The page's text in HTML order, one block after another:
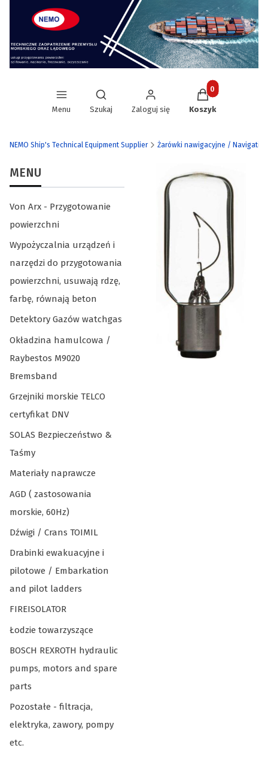
Menu
Otwórz wyszukiwarkę
Szukaj Zaloguj się
Produkty w
Koszyk
NEMO Ship's Technical Equipment Supplier Żarówki nawigacyjne /
MENU
Von Arx - Przygotowanie
powierzchni
Wypożyczalnia urządzeń i
narzędzi do przygotowania
powierzchni, usuwają rdzę,
farbę, równają beton
Detektory Gazów watchgas
Okładzina hamulcowa /
Raybestos M9020
Bremsband
Grzejniki morskie TELCO
certyfikat DNV
SOLAS Bezpieczeństwo &
Taśmy
Materiały naprawcze
AGD ( zastosowania
morskie, 60Hz)
Dźwigi / Crans TOIMIL
Drabinki ewakuacyjne i
pilotowe / Embarkation
and pilot ladders
FIREISOLATOR
Łodzie towarzyszące
BOSCH REXROTH hydraulic
pumps, motors and spare
parts
Pozostałe - filtracja,
elektryka, zawory, pompy
etc.